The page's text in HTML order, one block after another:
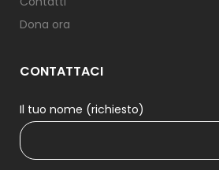
Dona ora
CONTATTACI
Il tuo nome (richiesto)